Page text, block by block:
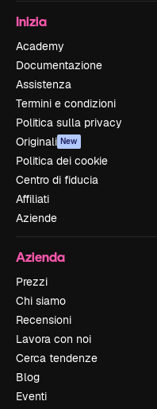
Inizia
Academy
Documentazione
Assistenza
Termini e condizioni
Politica sulla privacy
Originali New
Politica dei cookie
Centro di fiducia
Affiliati
Aziende
Azienda
Prezzi
Chi siamo
Recensioni
Lavora con noi
Cerca tendenze
Blog
Eventi